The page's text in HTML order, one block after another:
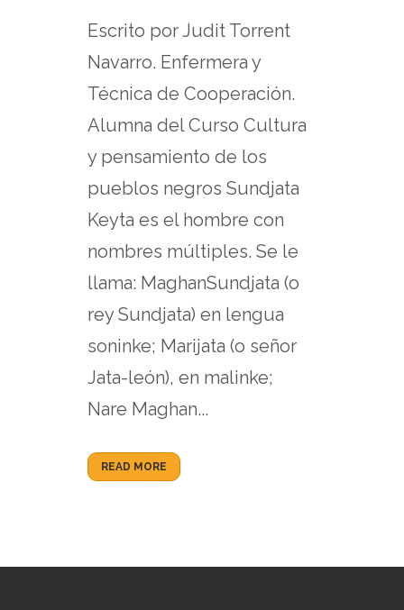
Escrito por Judit Torrent
Navarro. Enfermera y
Técnica de Cooperación.
Alumna del Curso Cultura
y pensamiento de los
pueblos negros Sundjata
Keyta es el hombre con
nombres múltiples. Se le
llama: MaghanSundjata (o
rey Sundjata) en lengua
soninke; Marijata (o señor
Jata-león), en malinke;
Nare Maghan...
READ MORE